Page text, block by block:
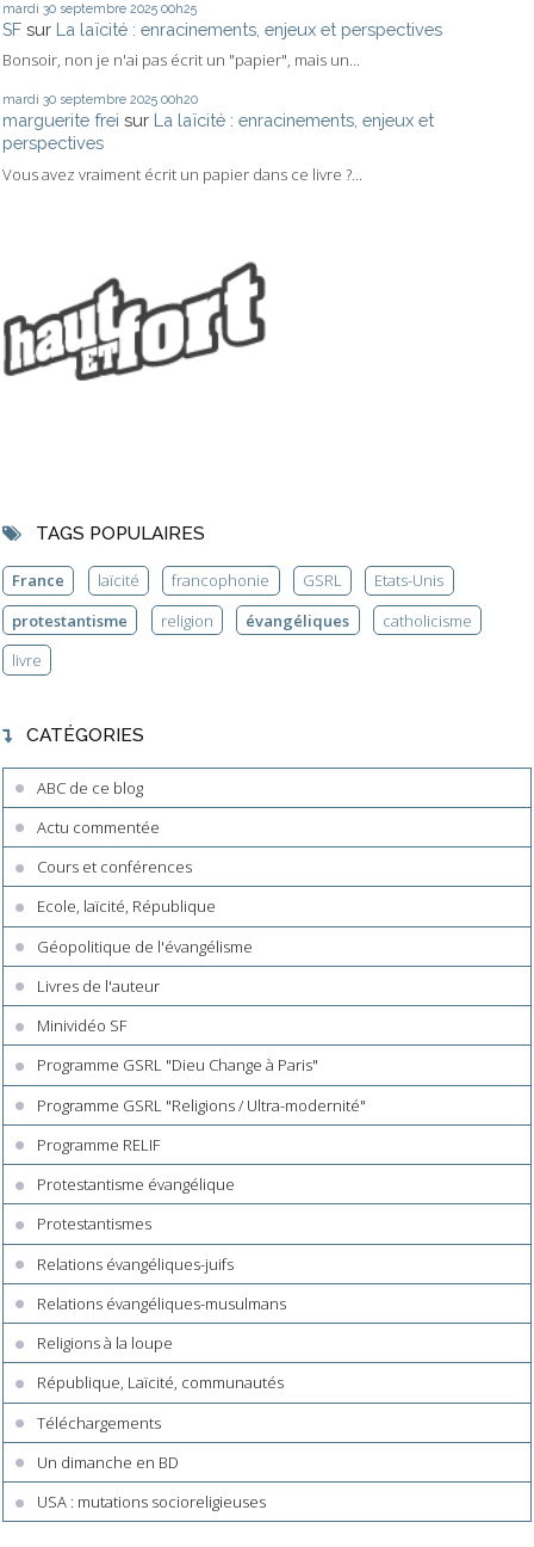
mardi 30 septembre 2025 00h25
SF sur La laïcité : enracinements, enjeux et perspectives
Bonsoir, non je n'ai pas écrit un "papier", mais un...
mardi 30 septembre 2025 00h20
marguerite frei sur La laïcité : enracinements, enjeux et
perspectives
Vous avez vraiment écrit un papier dans ce livre ?...
TAGS POPULAIRES
France laïcité francophonie GSRL
Etats-Unis
protestantisme
religion évangéliques
catholicisme
livre
CATÉGORIES
ABC de ce blog
Actu commentée
Cours et conférences
Ecole, laïcité, République
Géopolitique de l'évangélisme
Livres de l'auteur
Minividéo SF
Programme GSRL "Dieu Change à Paris"
Programme GSRL "Religions / Ultra-modernité"
Programme RELIF
Protestantisme évangélique
Protestantismes
Relations évangéliques-juifs
Relations évangéliques-musulmans
Religions à la loupe
République, Laïcité, communautés
Téléchargements
Un dimanche en BD
USA : mutations socioreligieuses